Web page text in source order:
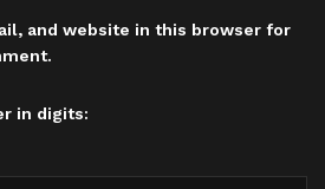
and website in this browser for
in digits: